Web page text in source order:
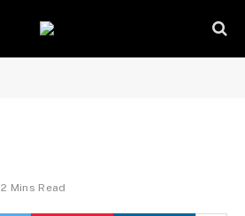
2 Mins Read